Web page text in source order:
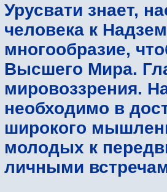
Урусвати знает,
человека к
многообразие,
Высшего Мира.
мировоззрения.
необходимо в
широкого
молодых к
личными